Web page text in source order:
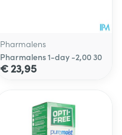
Pharmalens
Pharmalens 1-day -2,00 30
€ 23,95